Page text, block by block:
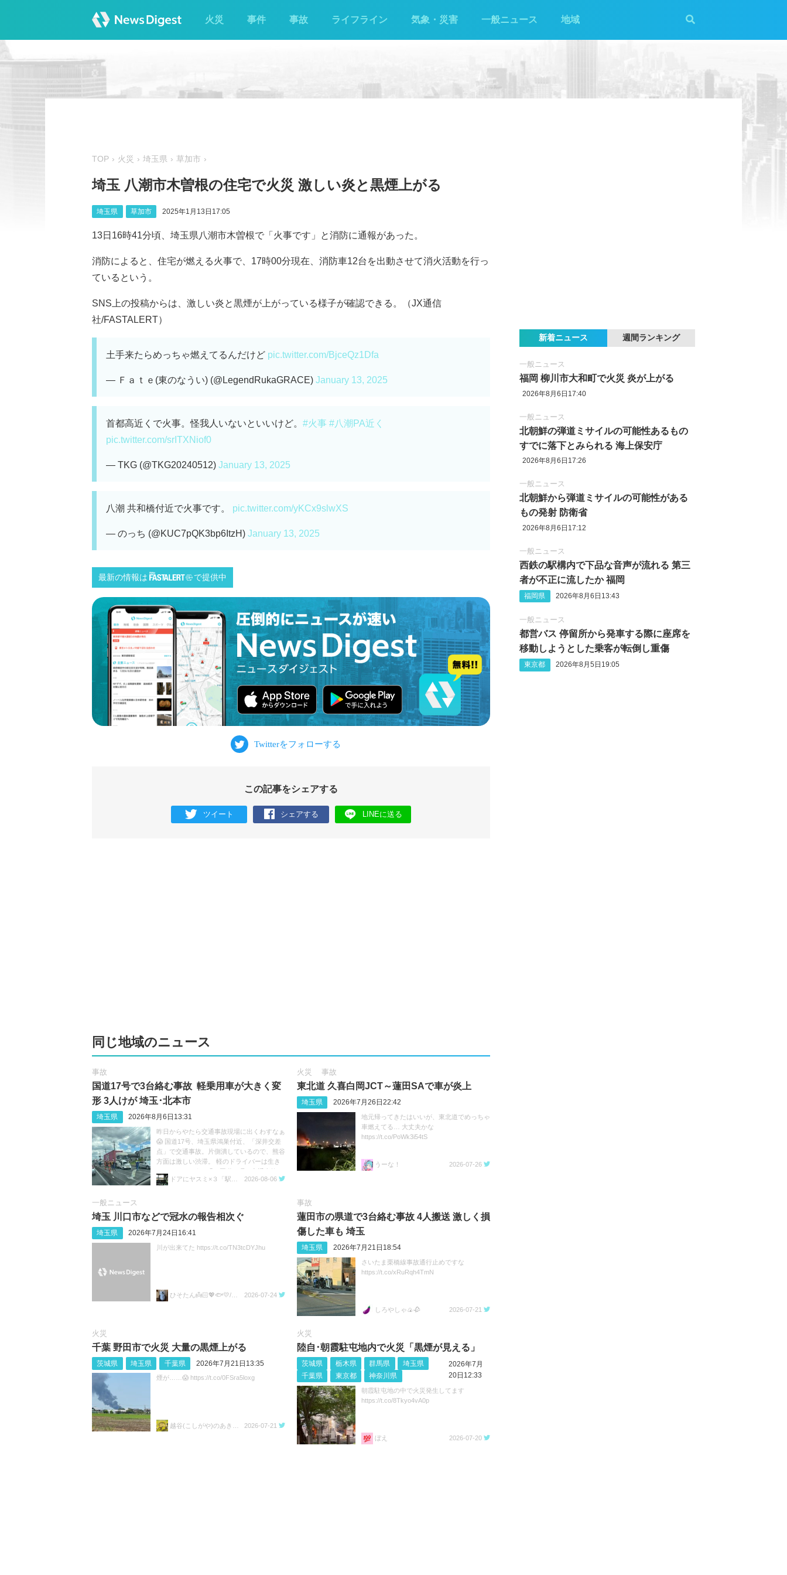
火災 事件 事故 ライフライン 気象・災害 一般ニュース 地域
TOP 火災 埼玉県 草加市
埼玉 八潮市木曽根の住宅で火災 激しい炎と黒煙上がる
埼玉県 草加市 2025年1月13日17:05
13日16時41分頃、埼玉県八潮市木曽根で「火事です」と消防に通報があった。
消防によると、住宅が燃える火事で、17時00分現在、消防車12台を出動させて消火活動を行っ
ているという。
SNS上の投稿からは、激しい炎と黒煙が上がっている様子が確認できる。（JX通信
社/FASTALERT）
土手来たらめっちゃ燃えてるんだけど pic.twitter.com/BjceQz1Dfa
— Ｆａｔｅ(東のなうい) (@LegendRukaGRACE) January 13, 2025
首都高近くで火事。怪我人いないといいけど。 #火事 #八潮PA近く
pic.twitter.com/srITXNiof0
— TKG (@TKG20240512) January 13, 2025
八潮 共和橋付近で火事です。 pic.twitter.com/yKCx9slwXS
— のっち (@KUC7pQK3bp6ItzH) January 13, 2025
最新の情報は で提供中
この記事をシェアする
ツイート シェアする LINEに送る
同じ地域のニュース
事故
国道17号で3台絡む事故 軽乗用車が大きく変
形 3人けが 埼玉･北本市
埼玉県 2026年8月6日13:31
昨日からやたら交通事故現場に出くわすなぁ
😱 国道17号、埼玉県鴻巣付近、「深井交差
点」で交通事故。片側潰しているので、熊谷
方面は激しい渋滞。 軽のドライバーは生き
ているのだろうか😓 #国道17号 #交通事故 #
渋滞 https://t.co/sGeXdbCMfk
2026-08-06
火災 事故
東北道 久喜白岡JCT～蓮田SAで車が炎上
埼玉県 2026年7月26日22:42
地元帰ってきたはいいが、東北道でめっちゃ
車燃えてる… 大丈夫かな
https://t.co/PoWk3i54tS
うーな！ 2026-07-26
一般ニュース
埼玉 川口市などで冠水の報告相次ぐ
埼玉県 2026年7月24日16:41
川が出来てた https://t.co/TN3tcDYJhu
2026-07-24
事故
蓮田市の県道で3台絡む事故 4人搬送 激しく損
傷した車も 埼玉
埼玉県 2026年7月21日18:54
さいたま栗橋線事故通行止めですな
https://t.co/xRuRqh4TmN
しろやしゃ🍙🥀 2026-07-21
火災
千葉 野田市で火災 大量の黒煙上がる
茨城県 埼玉県 千葉県 2026年7月21日13:35
煙が……😱 https://t.co/0FSra5loxg
2026-07-21
火災
陸自･朝霞駐屯地内で火災「黒煙が見える」
茨城県 栃木県 群馬県
埼玉県
千葉県
東京都 神奈川県
2026年7月
20日12:33
朝霞駐屯地の中で火災発生してます
https://t.co/8Tkyo4vA0p
ぼえ 2026-07-20
新着ニュース 週間ランキング
一般ニュース
福岡 柳川市大和町で火災 炎が上がる
2026年8月6日17:40
一般ニュース
北朝鮮の弾道ミサイルの可能性あるもの
すでに落下とみられる 海上保安庁
2026年8月6日17:26
一般ニュース
北朝鮮から弾道ミサイルの可能性がある
もの発射 防衛省
2026年8月6日17:12
一般ニュース
西鉄の駅構内で下品な音声が流れる 第三
者が不正に流したか 福岡
福岡県 2026年8月6日13:43
一般ニュース
都営バス 停留所から発車する際に座席を
移動しようとした乗客が転倒し重傷
東京都 2026年8月5日19:05